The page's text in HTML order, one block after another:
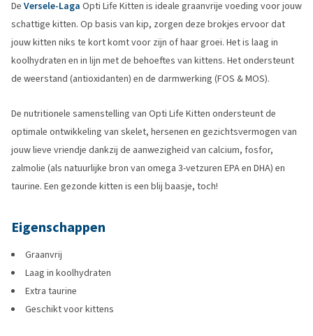
De Versele-Laga Opti Life Kitten is ideale graanvrije voeding voor jouw
schattige kitten. Op basis van kip, zorgen deze brokjes ervoor dat
jouw kitten niks te kort komt voor zijn of haar groei. Het is laag in
koolhydraten en in lijn met de behoeftes van kittens. Het ondersteunt
de weerstand (antioxidanten) en de darmwerking (FOS & MOS).
De nutritionele samenstelling van Opti Life Kitten ondersteunt de
optimale ontwikkeling van skelet, hersenen en gezichtsvermogen van
jouw lieve vriendje dankzij de aanwezigheid van calcium, fosfor,
zalmolie (als natuurlijke bron van omega 3-vetzuren EPA en DHA) en
taurine. Een gezonde kitten is een blij baasje, toch!
Eigenschappen
Graanvrij
Laag in koolhydraten
Extra taurine
Geschikt voor kittens